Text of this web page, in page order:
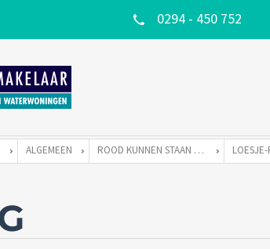
0294 - 450 752
ALGEMEEN ROOD KUNNEN STAAN EN UW HYPOTHEEK!